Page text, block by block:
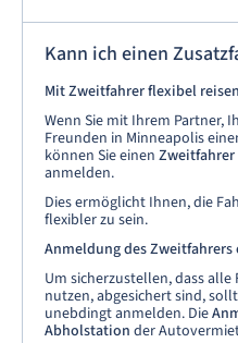
Kann ich einen
Mit Zweitfahrer flexibel reisen
Wenn Sie mit Ihrem Partner,
Freunden in Minneapolis
können Sie einen
anmelden.
Dies ermöglicht Ihnen, die
flexibler zu sein.
Anmeldung des
Um sicherzustellen, dass alle
nutzen, abgesichert sind,
unebdingt anmelden. Die
Abholstation der